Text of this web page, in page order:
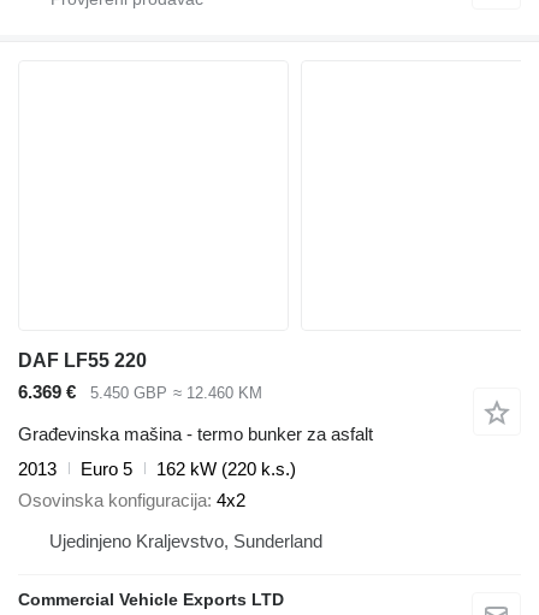
DAF LF55 220
6.369 €
5.450 GBP ≈ 12.460 KM
Građevinska mašina - termo bunker za asfalt
2013
Euro 5
162 kW (220 k.s.)
Osovinska konfiguracija 4x2
Ujedinjeno Kraljevstvo, Sunderland
Commercial Vehicle Exports LTD